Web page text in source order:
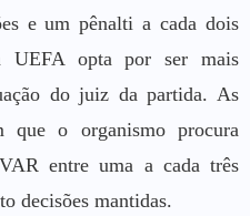
e um pênalti a cada dois
UEFA opta por ser mais
do juiz da partida. As
que o organismo procura
entre uma a cada três
decisões mantidas.